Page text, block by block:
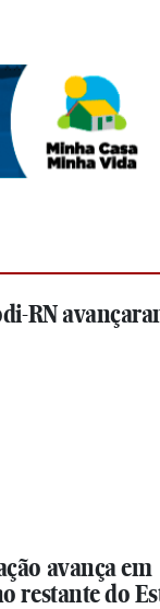
RN
avança em
restante do